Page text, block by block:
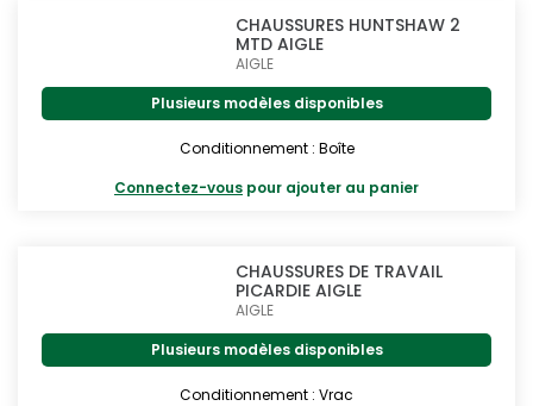
CHAUSSURES HUNTSHAW 2
MTD AIGLE
AIGLE
Plusieurs modèles disponibles
Conditionnement : Boîte
Connectez-vous pour ajouter au panier
CHAUSSURES DE TRAVAIL
PICARDIE AIGLE
AIGLE
Plusieurs modèles disponibles
Conditionnement : Vrac